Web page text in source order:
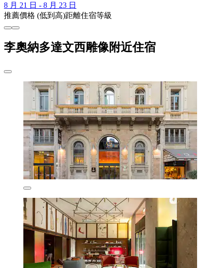
8 月 21 日 - 8 月 23 日
推薦價格 (低到高)距離住宿等級
李奧納多達文西雕像附近住宿